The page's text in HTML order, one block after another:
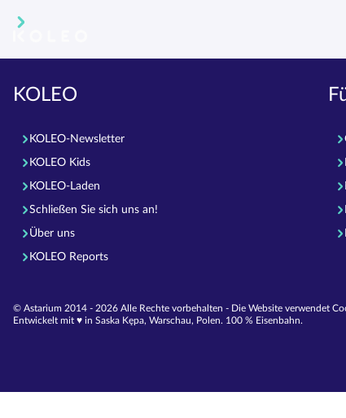
KOLEO
KOLEO-Newsletter
KOLEO Kids
KOLEO-Laden
Schließen Sie sich uns an!
Über uns
KOLEO Reports
© Astarium 2014 - 2026 Alle Rechte vorbehalten - Die Website verwendet
Entwickelt mit ♥︎ in Saska Kępa, Warschau, Polen. 100 % Eisenbahn.